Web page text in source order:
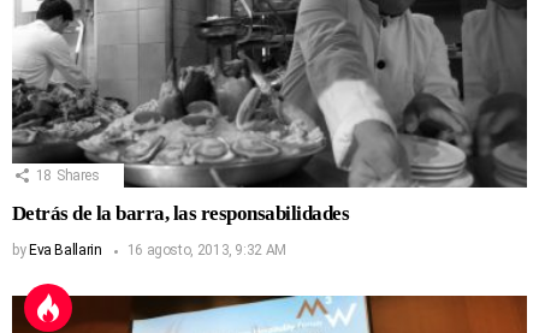
18 Shares
Detrás de la barra, las responsabilidades
by Eva Ballarin 16 agosto, 2013, 9:32 AM